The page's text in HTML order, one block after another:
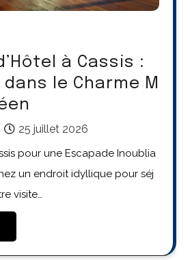
à Cassis :
le Charme M
25 juillet 2026
pour une Escapade Inoublia
un endroit idyllique pour séj
visite…